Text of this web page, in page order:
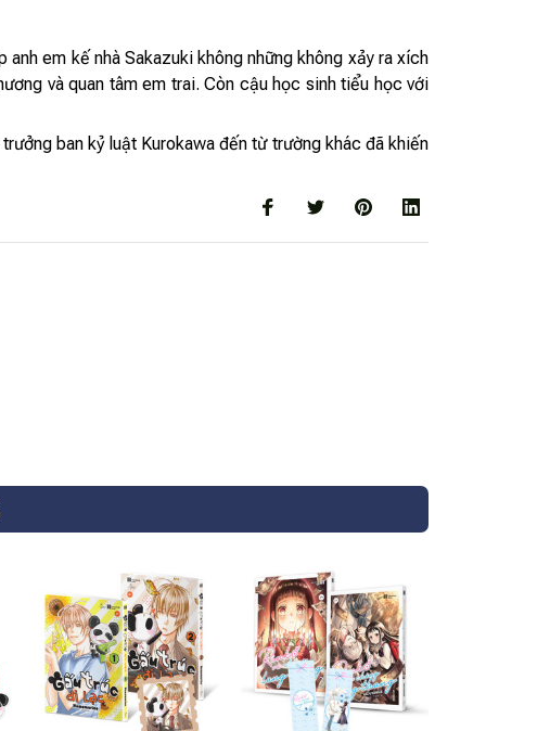
em kế nhà Sakazuki không những không xảy ra xích
và quan tâm em trai. Còn cậu học sinh tiểu học với
ban kỷ luật Kurokawa đến từ trường khác đã khiến